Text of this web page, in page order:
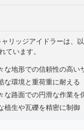
リッジアイドラーは、
ています。
な地形での信頼性の高い
な環境と重荷重に耐える
な路面での円滑な作業を
植生や瓦礫を精密に制御